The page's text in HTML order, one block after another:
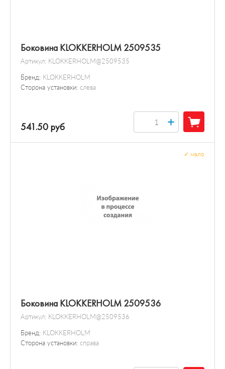
Боковина KLOKKERHOLM 2509535
Артикул: KLOKKERHOLM@2509535
Бренд: KLOKKERHOLM
Сторона установки: слева
541.50 руб +
Боковина KLOKKERHOLM 2509536
Артикул: KLOKKERHOLM@2509536
Бренд: KLOKKERHOLM
Сторона установки: справа
мало